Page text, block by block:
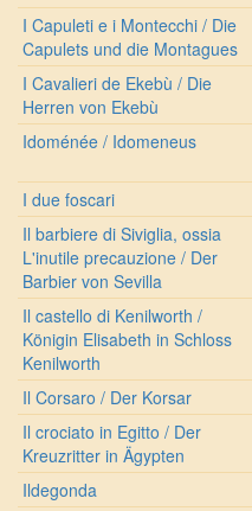
I Capuleti e i Montecchi / Die
Capulets und die Montagues
I Cavalieri de Ekebù / Die
Herren von Ekebù
Idoménée / Idomeneus
I due foscari
Il barbiere di Siviglia, ossia
L'inutile precauzione / Der
Barbier von Sevilla
Il castello di Kenilworth /
Königin Elisabeth in Schloss
Kenilworth
Il Corsaro / Der Korsar
Il crociato in Egitto / Der
Kreuzritter in Ägypten
Ildegonda